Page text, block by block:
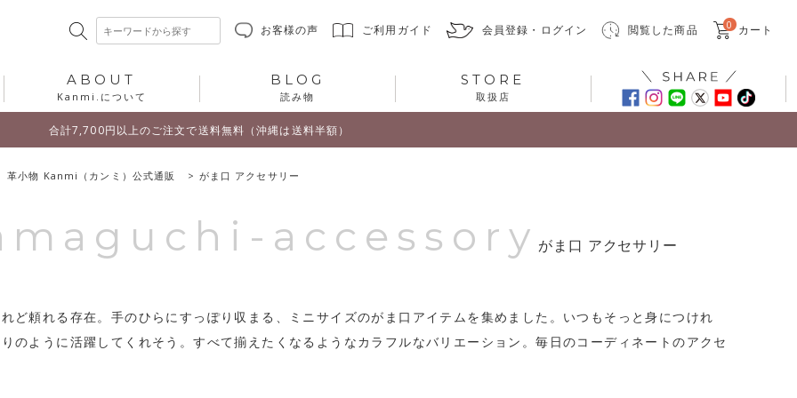
お客様の声 ご利用ガイド 会員登録・ログイン 閲覧した商品 0 カート
ABOUT
Kanmi.について
BLOG
読み物
STORE
取扱店
合計7,700円以上のご注文で送料無料（沖縄は送料半額）
小物 Kanmi（カンミ）公式通販 がま口 アクセサリー
accessory がま口 アクセサリー
ど頼れる存在。手のひらにすっぽり収まる、ミニサイズのがま口アイテムを集めました。いつもそっと身につけれ
のように活躍してくれそう。すべて揃えたくなるようなカラフルなバリエーション。毎日のコーディネートのアクセ